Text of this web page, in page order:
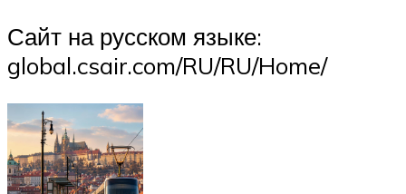
Сайт на русском языке:
global.csair.com/RU/RU/Home/